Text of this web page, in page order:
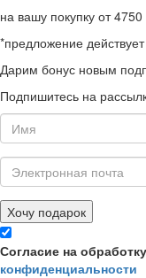
на вашу покупку от 4750
*предложение
Дарим бонус новым
Подпишитесь на
Хочу подарок
Согласие на
конфиденциальности